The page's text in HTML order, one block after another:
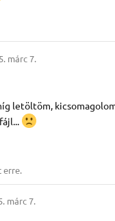
márc 7.
letöltöm,
erre.
márc 7.